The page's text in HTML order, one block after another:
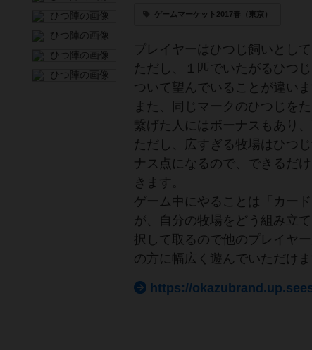
ゲームマーケット2017春（東京）
プレイヤーはひつじ飼いとし
ただし、１匹でいたがるひつ
ついて望んでいることが違い
また、同じマークのひつじを
繋げた人にはボーナスもあり
ただし、広すぎる牧場はひつ
ナス点になるので、できるだ
きます。
ゲーム中にやることは「カー
が、自分の牧場をどう組み立
択して取るので他のプレイヤ
の方に幅広く遊んでいただけま
https://